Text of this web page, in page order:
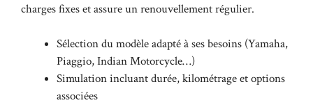
charges fixes et assure un renouvellement régulier.
Sélection du modèle adapté à ses besoins (Yamaha,
Piaggio, Indian Motorcycle…)
Simulation incluant durée, kilométrage et options
associées